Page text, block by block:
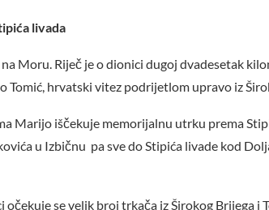
livada
Moru. Riječ je o dionici dugoj dvadesetak
Tomić, hrvatski vitez podrijetlom upravo iz
Marijo iščekuje memorijalnu utrku prema
u Izbičnu pa sve do Stipića livade kod
se velik broj trkača iz Širokog Brijega i